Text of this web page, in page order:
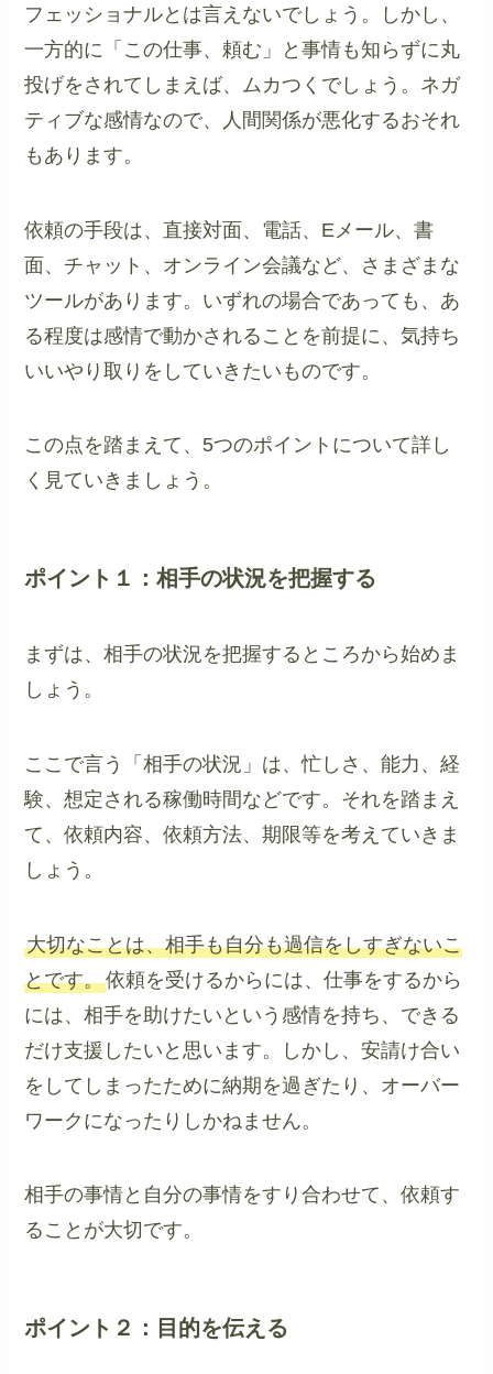
フェッショナルとは言えないでしょう。しかし、
一方的に「この仕事、頼む」と事情も知らずに丸
投げをされてしまえば、ムカつくでしょう。ネガ
ティブな感情なので、人間関係が悪化するおそれ
もあります。
依頼の手段は、直接対面、電話、Eメール、書
面、チャット、オンライン会議など、さまざまな
ツールがあります。いずれの場合であっても、あ
る程度は感情で動かされることを前提に、気持ち
いいやり取りをしていきたいものです。
この点を踏まえて、5つのポイントについて詳し
く見ていきましょう。
ポイント１：相手の状況を把握する
まずは、相手の状況を把握するところから始めま
しょう。
ここで言う「相手の状況」は、忙しさ、能力、経
験、想定される稼働時間などです。それを踏まえ
て、依頼内容、依頼方法、期限等を考えていきま
しょう。
大切なことは、相手も自分も過信をしすぎないこ
とです。依頼を受けるからには、仕事をするから
には、相手を助けたいという感情を持ち、できる
だけ支援したいと思います。しかし、安請け合い
をしてしまったために納期を過ぎたり、オーバー
ワークになったりしかねません。
相手の事情と自分の事情をすり合わせて、依頼す
ることが大切です。
ポイント２：目的を伝える